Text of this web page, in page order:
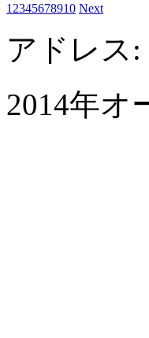
1 2345678910 Next
アドレス
2014年オ